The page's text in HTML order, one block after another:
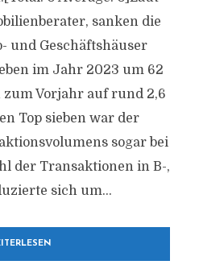
sanken die
und Geschäftshäuser
im Jahr 2023 um 62
Vorjahr auf rund 2,6
Top sieben war der
sogar bei
der Transaktionen in B-,
sich um...